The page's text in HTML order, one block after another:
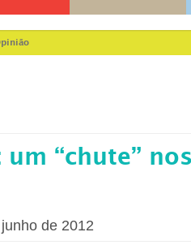
um “chute”
de 2012